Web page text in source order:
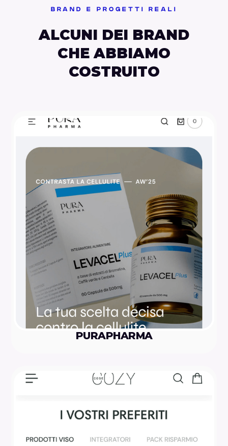
BRAND E PROGETTI REALI
ALCUNI DEI BRAND
CHE ABBIAMO
COSTRUITO
PURAPHARMA